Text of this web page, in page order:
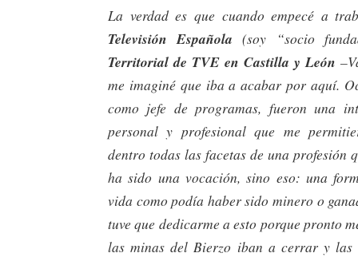
La verdad es que cuando empecé a
Televisión Española (soy “socio
Territorial de TVE en Castilla y León
me imaginé que iba a acabar por aquí.
como jefe de programas, fueron una
personal y profesional que me
dentro todas las facetas de una profesión
ha sido una vocación, sino eso: una
vida como podía haber sido minero o
tuve que dedicarme a esto porque pronto
las minas del Bierzo iban a cerrar y las